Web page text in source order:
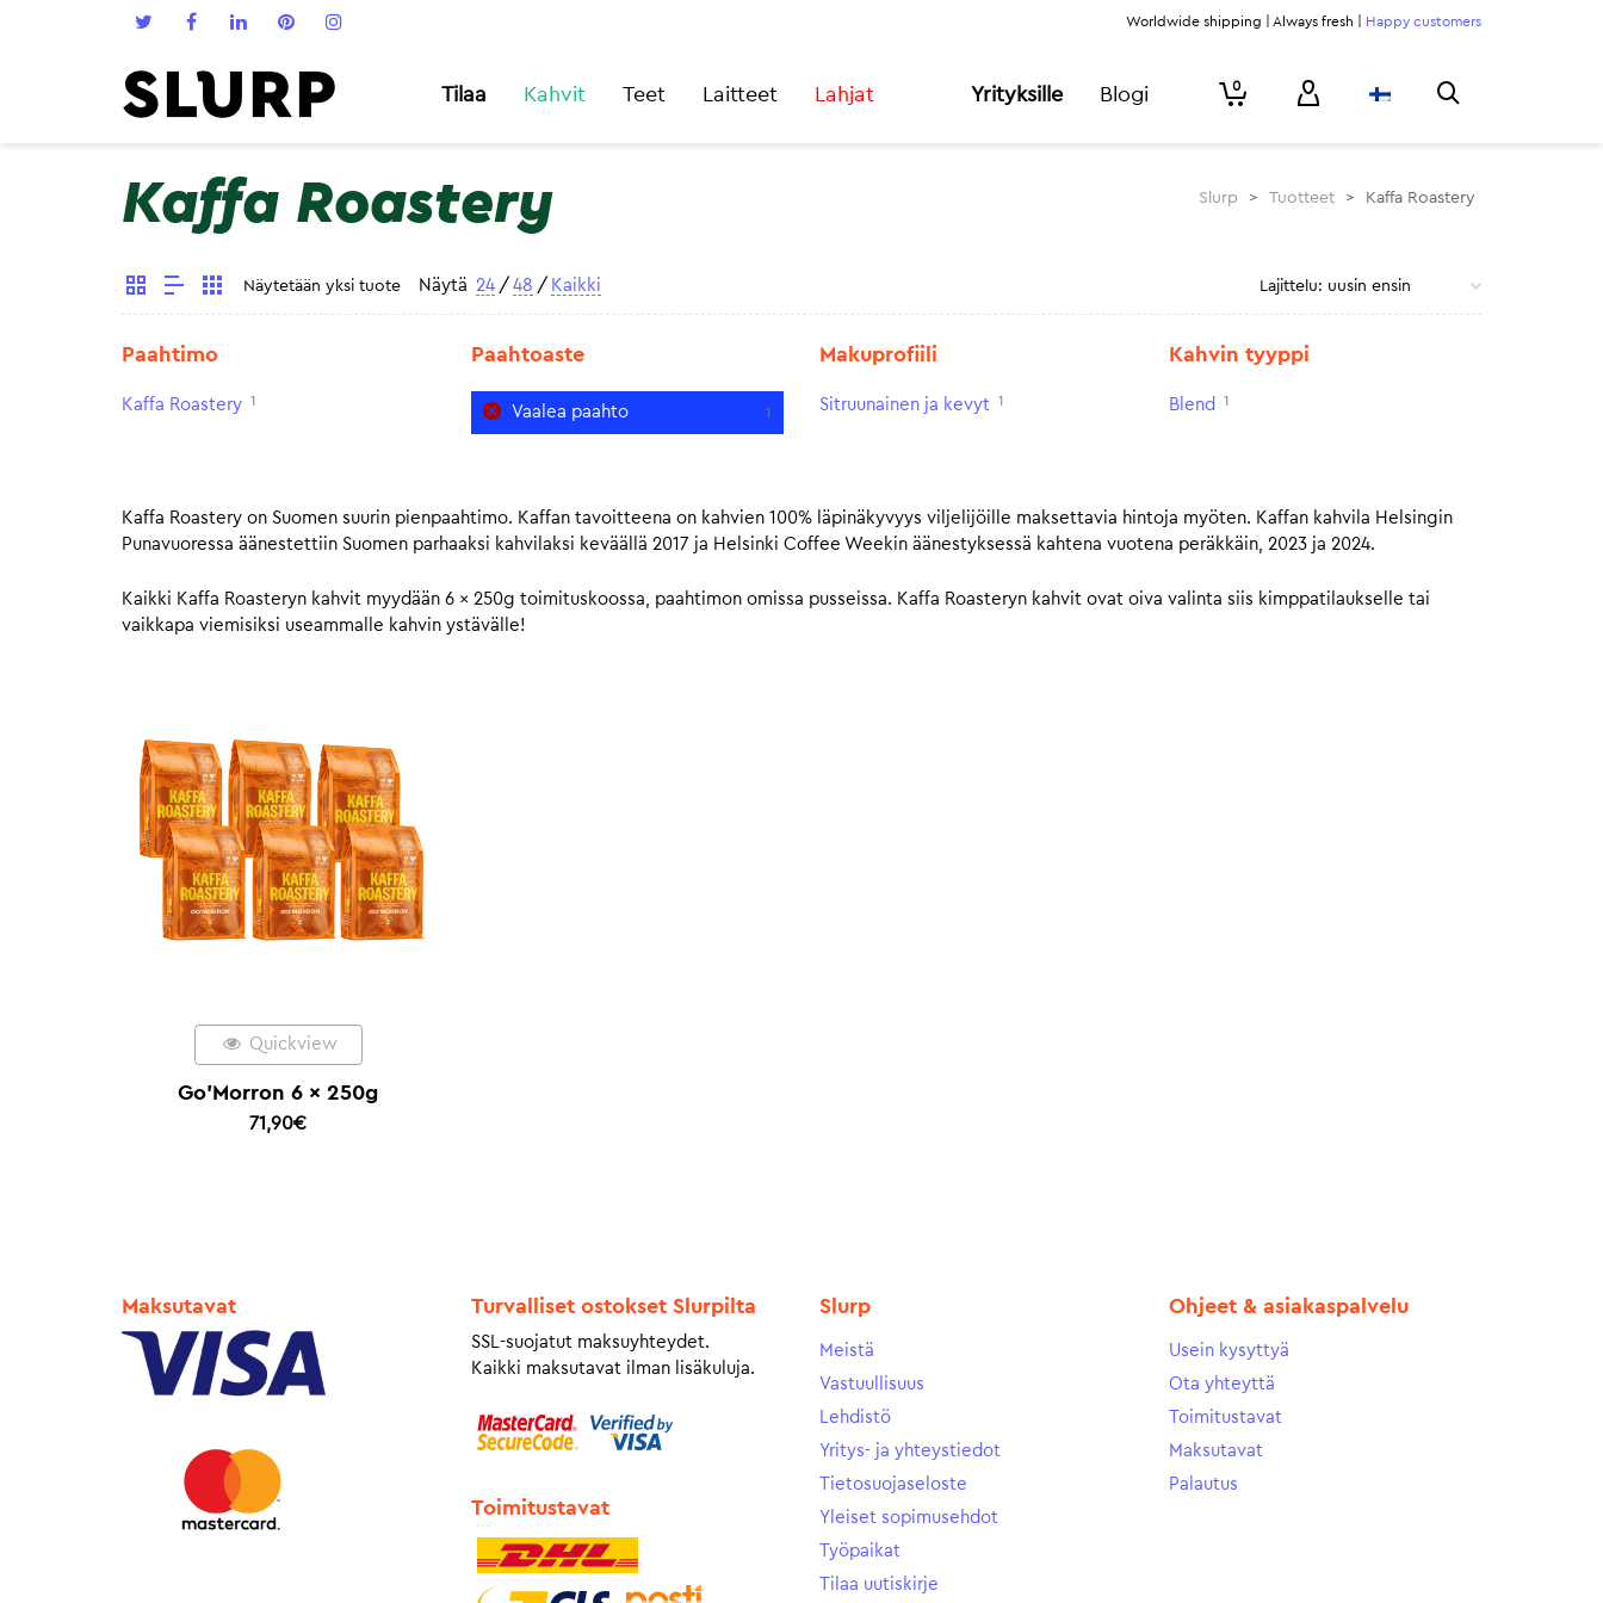
Worldwide shipping | Always fresh | Happy customers
Tilaa Kahvit Teet Laitteet Lahjat Yrityksille Blogi 0
Kaffa Roastery Slurp > Tuotteet > Kaffa Roastery
Näytetään yksi tuote Näytä 24 / 48 / Kaikki
Paahtimo
Kaffa Roastery 1
Paahtoaste
Vaalea paahto 1
Makuprofiili
Sitruunainen ja kevyt 1
Kahvin tyyppi
Blend 1
Kaffa Roastery on Suomen suurin pienpaahtimo. Kaffan tavoitteena on kahvien 100% läpinäkyvyys viljelijöille maksettavia hintoja myöten. Kaffan kahvila Helsingin
Punavuoressa äänestettiin Suomen parhaaksi kahvilaksi keväällä 2017 ja Helsinki Coffee Weekin äänestyksessä kahtena vuotena peräkkäin, 2023 ja 2024.
Kaikki Kaffa Roasteryn kahvit myydään 6 x 250g toimituskoossa, paahtimon omissa pusseissa. Kaffa Roasteryn kahvit ovat oiva valinta siis kimppatilaukselle tai
vaikkapa viemisiksi useammalle kahvin ystävälle!
Quickview
Go’Morron 6 x 250g
71,90€
Maksutavat Turvalliset ostokset Slurpilta
SSL-suojatut maksuyhteydet.
Kaikki maksutavat ilman lisäkuluja.
Toimitustavat
Slurp
Meistä
Vastuullisuus
Lehdistö
Yritys- ja yhteystiedot
Tietosuojaseloste
Yleiset sopimusehdot
Työpaikat
Tilaa uutiskirje
Ohjeet & asiakaspalvelu
Usein kysyttyä
Ota yhteyttä
Toimitustavat
Maksutavat
Palautus